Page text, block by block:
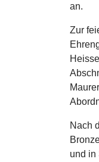
an.
Zur
Nach
und in